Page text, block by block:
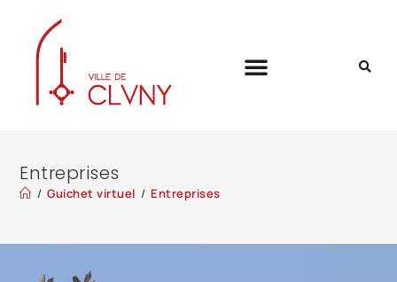
Entreprises
/ Guichet virtuel / Entreprises